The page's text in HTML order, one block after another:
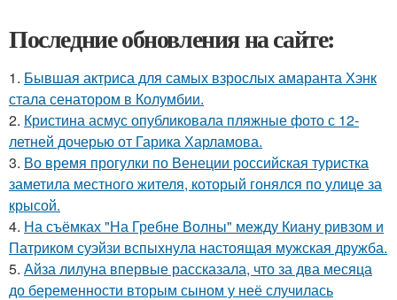
Последние обновления на сайте:
1. Бывшая актриса для самых взрослых амаранта Хэнк
стала сенатором в Колумбии.
2. Кристина асмус опубликовала пляжные фото с 12-
летней дочерью от Гарика Харламова.
3. Во время прогулки по Венеции российская туристка
заметила местного жителя, который гонялся по улице за
крысой.
4. На съёмках "На Гребне Волны" между Киану ривзом и
Патриком суэйзи вспыхнула настоящая мужская дружба.
5. Айза лилуна впервые рассказала, что за два месяца
до беременности вторым сыном у неё случилась